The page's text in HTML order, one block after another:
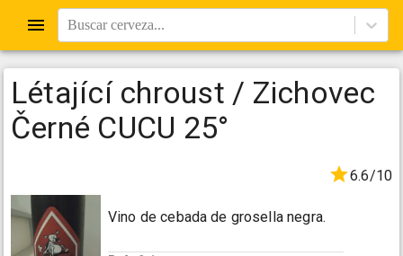
Buscar cerveza...
Létající chroust / Zichovec
Černé CUCU 25°
6.6/10
Vino de cebada de grosella negra.